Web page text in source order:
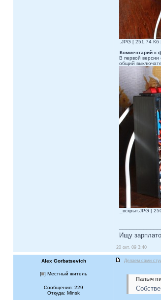
.JPG [ 251.74
Комментарий к
В первой версии
общий
_вскрыт.JPG [
Ищу
20 окт, 09 3:40
Alex Gorbatsevich Делаем сами
[ ] Местный житель
Сообщения: 229
Откуда: Minsk
Палыч